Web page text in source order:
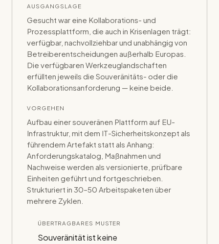
AUSGANGSLAGE
Gesucht war eine Kollaborations- und
Prozessplattform, die auch in Krisenlagen trägt:
verfügbar, nachvollziehbar und unabhängig von
Betreiberentscheidungen außerhalb Europas.
Die verfügbaren Werkzeuglandschaften
erfüllten jeweils die Souveränitäts- oder die
Kollaborationsanforderung — keine beide.
VORGEHEN
Aufbau einer souveränen Plattform auf EU-
Infrastruktur, mit dem IT-Sicherheitskonzept als
führendem Artefakt statt als Anhang:
Anforderungskatalog, Maßnahmen und
Nachweise werden als versionierte, prüfbare
Einheiten geführt und fortgeschrieben.
Strukturiert in 30–50 Arbeitspaketen über
mehrere Zyklen.
ÜBERTRAGBARES MUSTER
Souveränität ist keine